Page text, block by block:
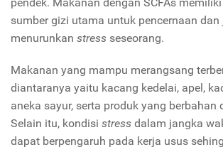
sumber gizi utama untuk pencernaan
menurunkan stress seseorang.
Makanan yang mampu merangsang
diantaranya yaitu kacang kedelai, apel,
aneka sayur, serta produk yang berbahan
Selain itu, kondisi stress dalam jangka
dapat berpengaruh pada kerja usus